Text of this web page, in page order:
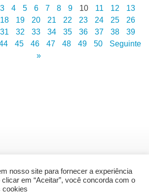
3 4 5 6 7 8 9 10 11 12
13
18 19 20 21 22 23 24 25
26
31 32 33 34 35 36 37 38
39
45 46 47 48 49 50
Seguinte
»
nosso site para fornecer a experiência
em “Aceitar”, você concorda com o
cookies